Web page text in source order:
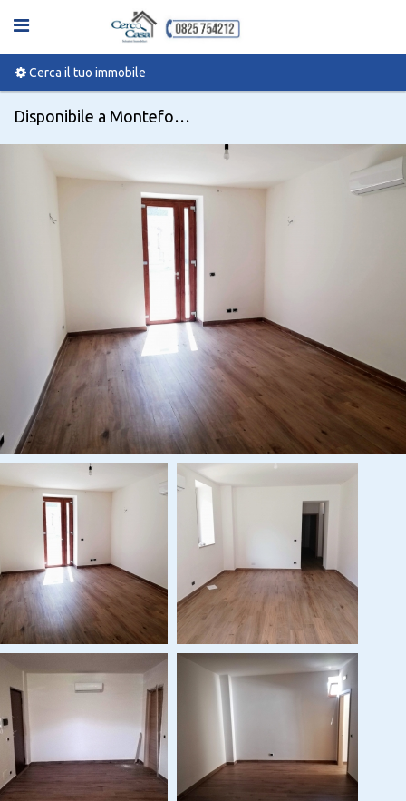
Cerca il tuo immobile
Disponibile a Monteforte irpino, Via Nazionale 80 - Codice 22220747